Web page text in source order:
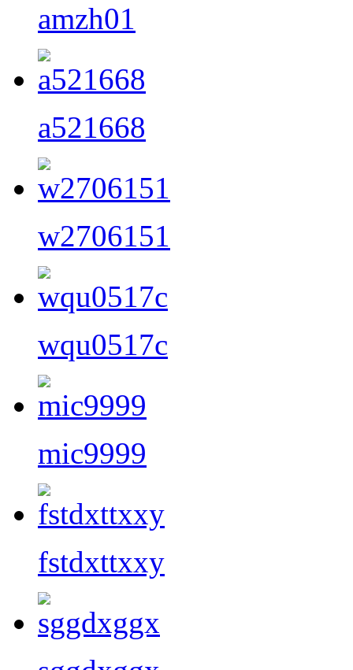
amzh01
a521668
w2706151
wqu0517c
mic9999
fstdxttxxy